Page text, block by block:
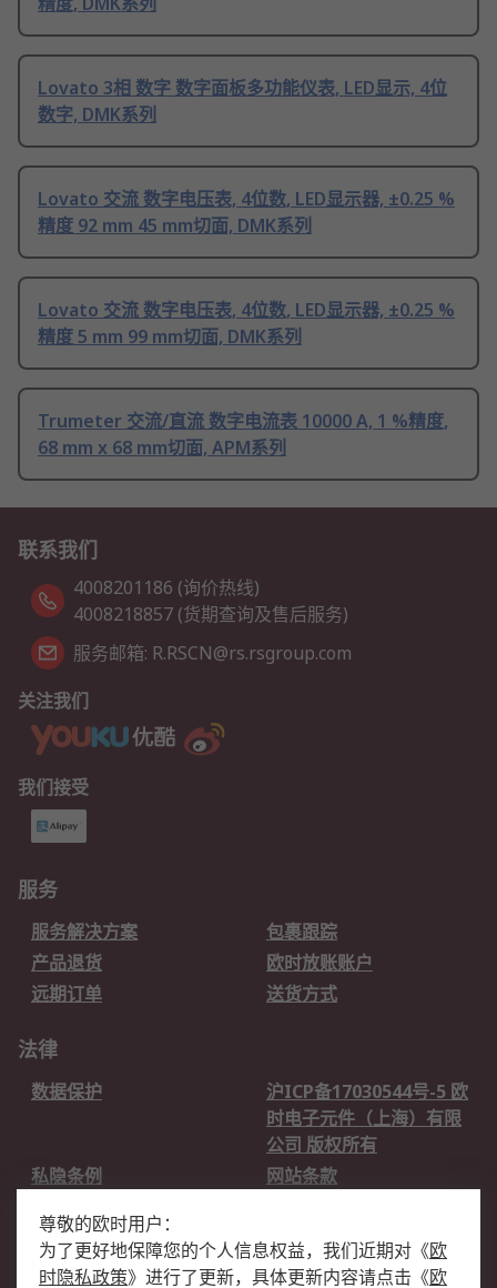
Lovato 3相 数字 数字面板多功能仪表, LED显示, 4位
数字, DMK系列
Lovato 交流 数字电压表, 4位数, LED显示器, ±0.25 %
精度 92 mm 45 mm切面, DMK系列
Lovato 交流 数字电压表, 4位数, LED显示器, ±0.25 %
精度 5 mm 99 mm切面, DMK系列
Trumeter 交流/直流 数字电流表 10000 A, 1 %精度,
68 mm x 68 mm切面, APM系列
联系我们
4008201186 (询价热线)
4008218857 (货期查询及售后服务)
服务邮箱: R.RSCN@rs.rsgroup.com
关注我们
我们接受
服务
服务解决方案
包裹跟踪
产品退货
欧时放账账户
远期订单
送货方式
法律
数据保护
沪ICP备17030544号-5 欧
时电子元件（上海）有限
公司 版权所有
私隐条例
网站条款
关于欧时
尊敬的欧时用户：
为了更好地保障您的个人信息权益，我们近期对 《欧
时隐私政策》 进行了更新，具体更新内容请点击 《欧